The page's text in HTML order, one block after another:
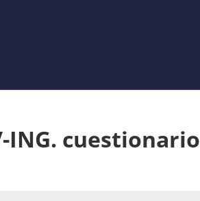
ING. cuestionario